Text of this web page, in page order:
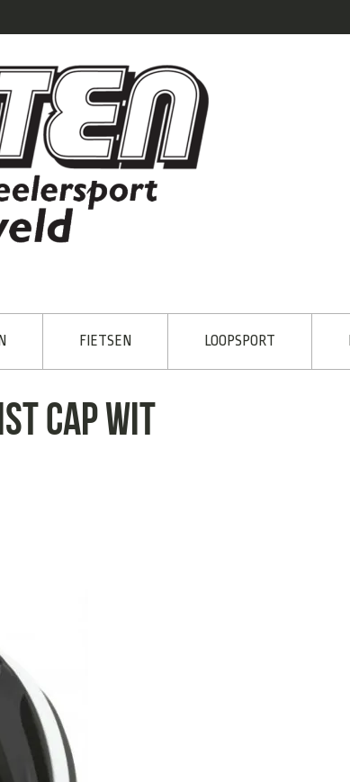
FIETSEN LOOPSPORT
cap wit